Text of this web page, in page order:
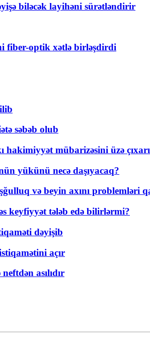
biləcək layihəni sürətləndirir
fiber-optik xətlə birləşdirdi
səbəb olub
mübarizəsini üzə
yükünü necə daşıyacaq?
və beyin axını problemləri
keyfiyyət tələb edə bilirlərmi?
dəyişib
açır
asılıdır